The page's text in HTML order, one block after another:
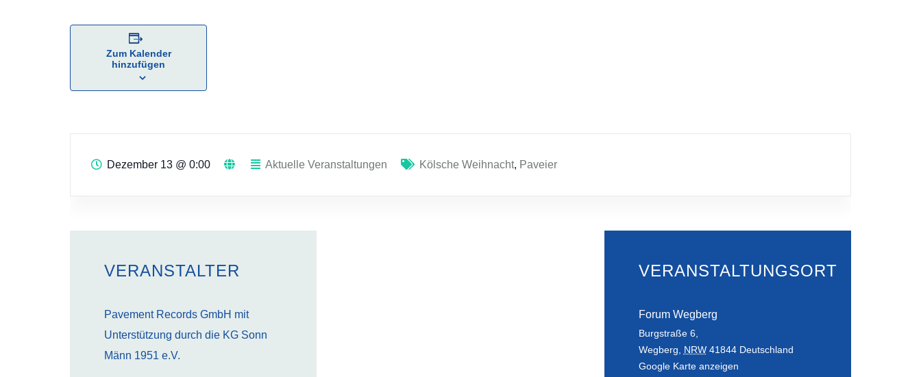
Zum Kalender
hinzufügen
Dezember 13 @ 0:00 Aktuelle Veranstaltungen Kölsche Weihnacht, Paveier
VERANSTALTER
Pavement Records GmbH mit
Unterstützung durch die KG Sonn
Männ 1951 e.V.
VERANSTALTUNGSORT
Forum Wegberg
Burgstraße 6,
Wegberg
NRW 41844 Deutschland
Google Karte anzeigen